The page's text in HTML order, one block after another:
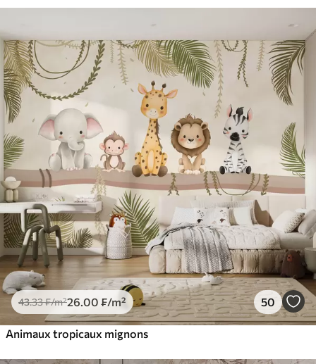
43.33₣/m²26 .00 ₣/m² 50
Animaux tropicaux mignons